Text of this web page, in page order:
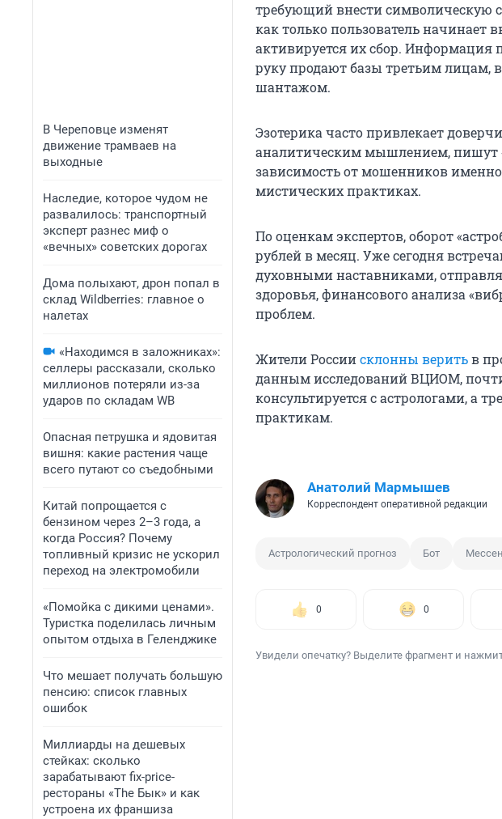
В Череповце изменят
движение трамваев на
выходные
Наследие, которое чудом не
развалилось: транспортный
эксперт разнес миф о
«вечных» советских дорогах
Дома полыхают, дрон попал в
склад Wildberries: главное о
налетах
«Находимся в заложниках»:
селлеры рассказали, сколько
миллионов потеряли из-за
ударов по складам WB
Опасная петрушка и ядовитая
вишня: какие растения чаще
всего путают со съедобными
Китай попрощается с
бензином через 2–3 года, а
когда Россия? Почему
топливный кризис не ускорил
переход на электромобили
«Помойка с дикими ценами».
Туристка поделилась личным
опытом отдыха в Геленджике
Что мешает получать большую
пенсию: список главных
ошибок
Миллиарды на дешевых
стейках: сколько
зарабатывают fix-price-
рестораны «The Бык» и как
устроена их франшиза
требующий внести символическую
как только пользователь начинает
активируется их сбор. Информация
руку продают базы третьим лицам,
шантажом.
Эзотерика часто привлекает
аналитическим мышлением, пишут
зависимость от мошенников именно
мистических практиках.
По оценкам экспертов, оборот
рублей в месяц. Уже сегодня
духовными наставниками,
здоровья, финансового анализа
проблем.
Жители Россиисклонны веритьв
данным исследований ВЦИОМ,
консультируется с астрологами, а
практикам.
Анатолий Мармышев
Корреспондент оперативной редакции
Астрологический прогноз Бот
0 0
Увидели опечатку? Выделите фрагмент и